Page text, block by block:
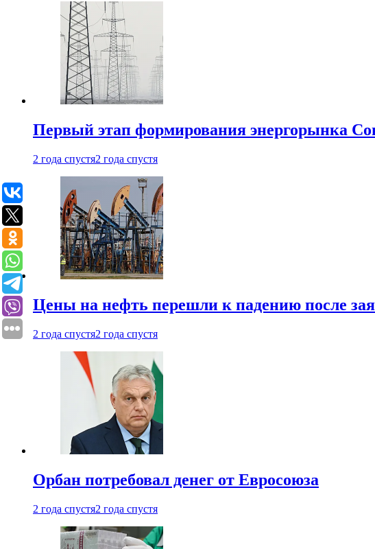
Первый этап формирования энергорынка
2 года спустя2 года спустя
Цены на нефть перешли к падению после
2 года спустя2 года спустя
Орбан потребовал денег от Евросоюза
2 года спустя2 года спустя